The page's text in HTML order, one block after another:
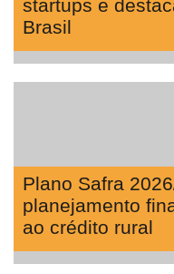
startups e
Brasil
Plano Safra
planejamento
ao crédito rural